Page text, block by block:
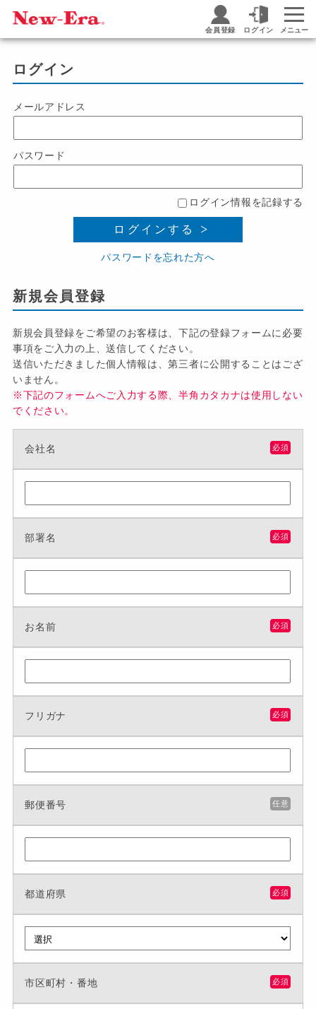
会員登録 ログイン メニュー
ログイン
メールアドレス
パスワード
ログイン情報を記録する
ログインする
パスワードを忘れた方へ
新規会員登録
新規会員登録をご希望のお客様は、下記の登録フォームに必要
事項をご入力の上、送信してください。
送信いただきました個人情報は、第三者に公開することはござ
いません。
※下記のフォームへご入力する際、半角カタカナは使用しない
でください。
会社名 必須
部署名 必須
お名前 必須
フリガナ 必須
郵便番号 任意
都道府県 必須
市区町村・番地 必須